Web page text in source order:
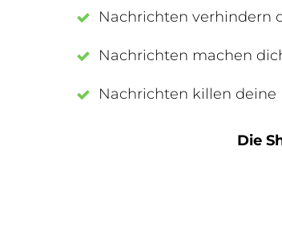
Nachrichten verhindern
Nachrichten machen
Nachrichten killen deine
Die